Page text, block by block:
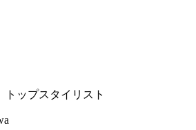
トップスタイリスト